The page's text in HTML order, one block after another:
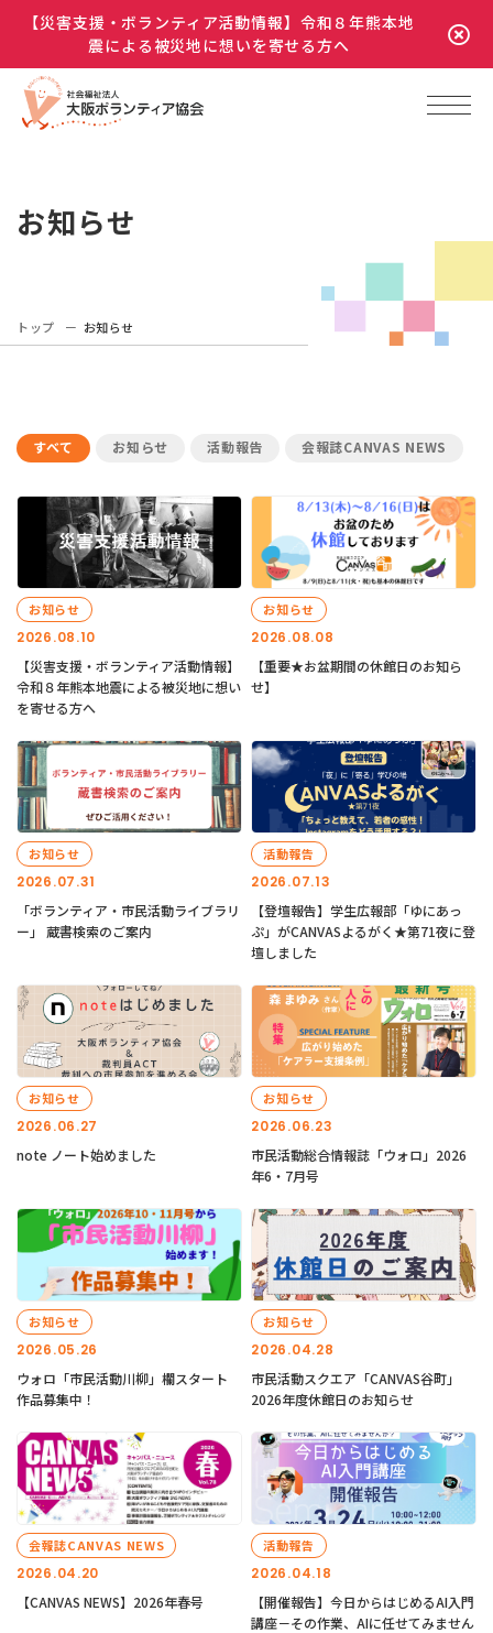
【災害支援・ボランティア活動情報】令和８年熊本地
震による被災地に想いを寄せる方へ
お知らせ
トップ お知らせ
すべて お知らせ 活動報告 会報誌CANVAS NEWS
2026.08.10
お知らせ
【災害支援・ボランティア活動情報】
令和８年熊本地震による被災地に想い
を寄せる方へ
2026.08.08
お知らせ
【重要★お盆期間の休館日のお知ら
せ】
2026.07.31
お知らせ
「ボランティア・市民活動ライブラリ
ー」 蔵書検索のご案内
2026.07.13
活動報告
【登壇報告】学生広報部「ゆにあっ
ぷ」がCANVASよるがく★第71夜に登
壇しました
2026.06.27
お知らせ
note ノート始めました
2026.06.23
お知らせ
市民活動総合情報誌「ウォロ」2026
年6・7月号
2026.05.26
お知らせ
ウォロ「市民活動川柳」欄スタート
作品募集中！
2026.04.28
お知らせ
市民活動スクエア「CANVAS谷町」
2026年度休館日のお知らせ
2026.04.20
会報誌CANVAS NEWS
【CANVAS NEWS】2026年春号
2026.04.18
活動報告
【開催報告】今日からはじめるAI入門
講座－その作業、AIに任せてみません